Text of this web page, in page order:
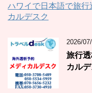
ハワイで日本語で旅
カルデスク
2026/
旅行
カル